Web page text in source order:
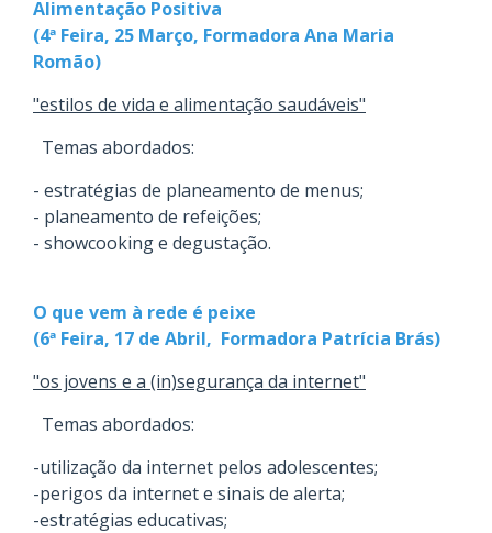
Alimentação Positiva
(4ª Feira, 25 Março, Formadora Ana Maria
Romão)
"estilos de vida e alimentação saudáveis"
Temas abordados:
- estratégias de planeamento de menus;
- planeamento de refeições;
- showcooking e degustação.
O que vem à rede é peixe
(6ª Feira, 17 de Abril, Formadora Patrícia Brás)
"os jovens e a (in)segurança da internet"
Temas abordados:
-utilização da internet pelos adolescentes;
-perigos da internet e sinais de alerta;
-estratégias educativas;